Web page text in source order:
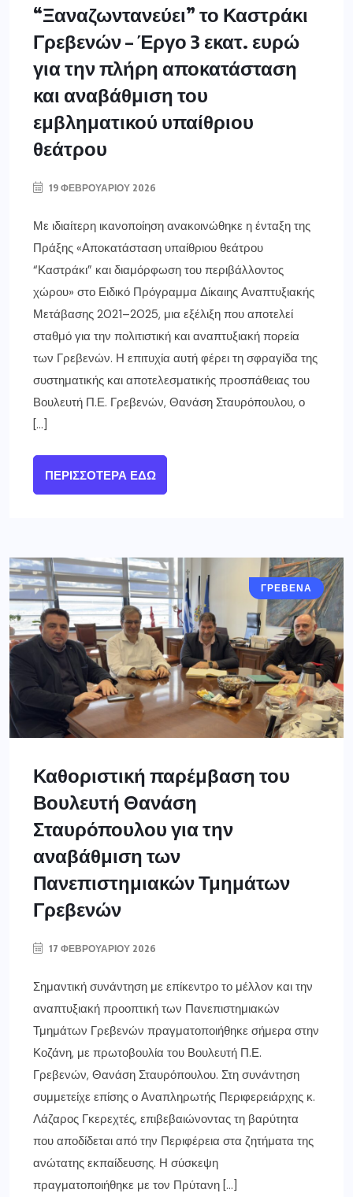
“Ξαναζωντανεύει” το Καστράκι
Γρεβενών – Έργο 3 εκατ. ευρώ
για την πλήρη αποκατάσταση
και αναβάθμιση του
εμβληματικού υπαίθριου
θεάτρου
19 ΦΕΒΡΟΥΑΡΊΟΥ 2026
Με ιδιαίτερη ικανοποίηση ανακοινώθηκε η ένταξη της
Πράξης «Αποκατάσταση υπαίθριου θεάτρου
“Καστράκι” και διαμόρφωση του περιβάλλοντος
χώρου» στο Ειδικό Πρόγραμμα Δίκαιης Αναπτυξιακής
Μετάβασης 2021–2025, μια εξέλιξη που αποτελεί
σταθμό για την πολιτιστική και αναπτυξιακή πορεία
των Γρεβενών. Η επιτυχία αυτή φέρει τη σφραγίδα της
συστηματικής και αποτελεσματικής προσπάθειας του
Βουλευτή Π.Ε. Γρεβενών, Θανάση Σταυρόπουλου, ο
[…]
ΠΕΡΙΣΣΌΤΕΡΑ ΕΔΏ
ΓΡΕΒΕΝΑ
Καθοριστική παρέμβαση του
Βουλευτή Θανάση
Σταυρόπουλου για την
αναβάθμιση των
Πανεπιστημιακών Τμημάτων
Γρεβενών
17 ΦΕΒΡΟΥΑΡΊΟΥ 2026
Σημαντική συνάντηση με επίκεντρο το μέλλον και την
αναπτυξιακή προοπτική των Πανεπιστημιακών
Τμημάτων Γρεβενών πραγματοποιήθηκε σήμερα στην
Κοζάνη, με πρωτοβουλία του Βουλευτή Π.Ε.
Γρεβενών, Θανάση Σταυρόπουλου. Στη συνάντηση
συμμετείχε επίσης ο Αναπληρωτής Περιφερειάρχης κ.
Λάζαρος Γκερεχτές, επιβεβαιώνοντας τη βαρύτητα
που αποδίδεται από την Περιφέρεια στα ζητήματα της
ανώτατης εκπαίδευσης. Η σύσκεψη
πραγματοποιήθηκε με τον Πρύτανη […]